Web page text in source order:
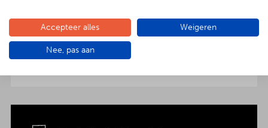
aankleding op tafel. Voor maar € 2,- per persoon
extra wordt het vlees en de salades in
porseleinen schalen gepresenteerd. Dat is
genieten met nóg meer luxe!
Accepteer alles Weigeren
Nee, pas aan